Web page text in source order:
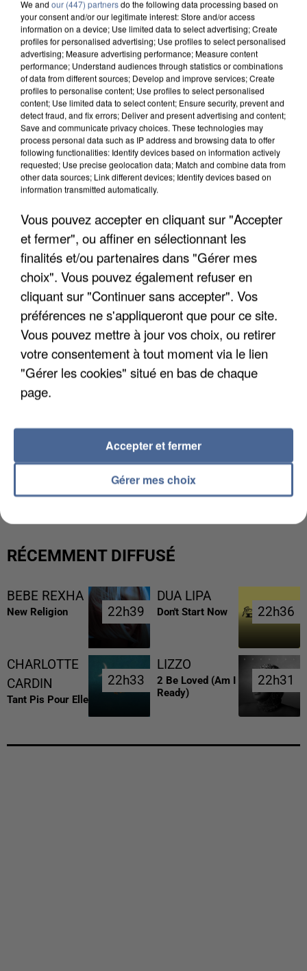
INTERPELLÉ EN ALGÉRIE
UNE TOURISTE DE L’OISE EMPORTÉE PAR UNE
COULÉE DE BOUE EN HAUTE-SAVOIE
RÉCEMMENT DIFFUSÉ
BEBE REXHA
New Religion 22h39
22h39
DUA LIPA
Don't Start Now 22h36
22h36
CHARLOTTE
CARDIN
Tant Pis Pour Elle
22h33
22h33
LIZZO
2 Be Loved (am I
Ready)
22h31
22h31
We and our (447) partnersdo the following data processing based on
your consent and/or our legitimate interest: Store and/or access
information on a device; Use limited data to select advertising; Create
profiles for personalised advertising; Use profiles to select personalised
advertising; Measure advertising performance; Measure content
performance; Understand audiences through statistics or combinations
of data from different sources; Develop and improve services; Create
profiles to personalise content; Use profiles to select personalised
content; Use limited data to select content; Ensure security, prevent and
detect fraud, and fix errors; Deliver and present advertising and content;
Save and communicate privacy choices. These technologies may
process personal data such as IP address and browsing data to offer
following functionalities: Identify devices based on information actively
requested; Use precise geolocation data; Match and combine data from
other data sources; Link different devices; Identify devices based on
information transmitted automatically.
Vous pouvez accepter en cliquant sur "Accepter
et fermer", ou affiner en sélectionnant les
finalités et/ou partenaires dans "Gérer mes
choix". Vous pouvez également refuser en
cliquant sur "Continuer sans accepter". Vos
préférences ne s'appliqueront que pour ce site.
Vous pouvez mettre à jour vos choix, ou retirer
votre consentement à tout moment via le lien
"Gérer les cookies" situé en bas de chaque
page.
Gérer mes choix
Accepter et fermer